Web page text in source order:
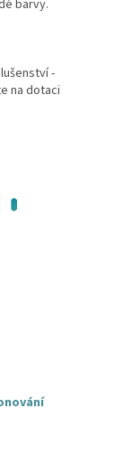
barvy.
-
na dotaci